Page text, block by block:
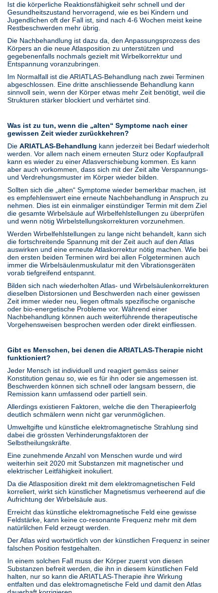
Ist die körperliche Reaktionsfähigkeit sehr schnell und der
Gesundheitszustand hervorragend, wie es bei Kindern und
Jugendlichen oft der Fall ist, sind nach 4-6 Wochen meist keine
Restbeschwerden mehr übrig.
Die Nachbehandlung ist dazu da, den Anpassungsprozess des
Körpers an die neue Atlasposition zu unterstützen und
gegebenenfalls nochmals gezielt mit Wirbelkorrektur und
Entspannung voranzubringen.
Im Normalfall ist die ARIATLAS-Behandlung nach zwei Terminen
abgeschlossen. Eine dritte anschliessende Behandlung kann
sinnvoll sein, wenn der Körper etwas mehr Zeit benötigt, weil die
Strukturen stärker blockiert und verhärtet sind.
Was ist zu tun, wenn die „alten“ Symptome nach einer
gewissen Zeit wieder zurückkehren?
Die ARIATLAS-Behandlung kann jederzeit bei Bedarf wiederholt
werden. Vor allem nach einem erneuten Sturz oder Kopfaufprall
kann es wieder zu einer Atlasverschiebung kommen. Es kann
aber auch vorkommen, dass sich mit der Zeit alte Verspannungs-
und Verdrehungsmuster im Körper wieder bilden.
Sollten sich die „alten“ Symptome wieder bemerkbar machen, ist
es empfehlenswert eine erneute Nachbehandlung in Anspruch zu
nehmen. Dies ist ein einmaliger einstündiger Termin mit dem Ziel
die gesamte Wirbelsäule auf Wirbelfehlstellungen zu überprüfen
und wenn nötig Wirbelstellungskorrekturen vorzunehmen.
Werden Wirbelfehlstellungen zu lange nicht behandelt, kann sich
die fortschreitende Spannung mit der Zeit auch auf den Atlas
auswirken und eine erneute Atlaskorrektur nötig machen. Wie bei
den ersten beiden Terminen wird bei allen Folgeterminen auch
immer die Wirbelsäulenmuskulatur mit den Vibrationsgeräten
vorab tiefgreifend entspannt.
Bilden sich nach wiederholten Atlas- und Wirbelsäulenkorrekturen
dieselben Distorsionen und Beschwerden nach einer gewissen
Zeit immer wieder neu, liegen oftmals spezifische organische
oder bio-energetische Probleme vor. Während einer
Nachbehandlung können auch weiterführende therapeutische
Vorgehensweisen besprochen werden oder direkt einfliessen.
Gibt es Menschen, bei denen die ARIATLAS-Therapie nicht
funktioniert?
Jeder Mensch ist individuell und reagiert gemäss seiner
Konstitution genau so, wie es für ihn oder sie angemessen ist.
Beschwerden können sich schnell oder langsam bessern, die
Remission kann umfassend oder partiell sein.
Allerdings existieren Faktoren, welche die den Therapieerfolg
deutlich schmälern wenn nicht gar verunmöglichen.
Umweltgifte und künstliche elektromagnetische Strahlung sind
dabei die grössten Verhinderungsfaktoren der
Selbstheilungskräfte.
Eine zunehmende Anzahl von Menschen wurde und wird
weiterhin seit 2020 mit Substanzen mit magnetischer und
elektrischer Leitfähigkeit inokuliert.
Da die Atlasposition direkt mit dem elektromagnetischen Feld
korreliert, wirkt sich künstlicher Magnetismus verheerend auf die
Aufrichtung der Wirbelsäule aus.
Erreicht das künstliche elektromagnetische Feld eine gewisse
Feldstärke, kann keine co-resonante Frequenz mehr mit dem
natürlilchen Feld erzeugt werden.
Der Atlas wird wortwörtlich von der künstlichen Frequenz in seiner
falschen Position festgehalten.
In einem solchen Fall muss der Körper zuerst von diesen
Substanzen befreit werden, die ihn in diesem künstlichen Feld
halten, nur so kann die ARIATLAS-Therapie ihre Wirkung
entfalten und das elektromagnetische Feld und damit den Atlas